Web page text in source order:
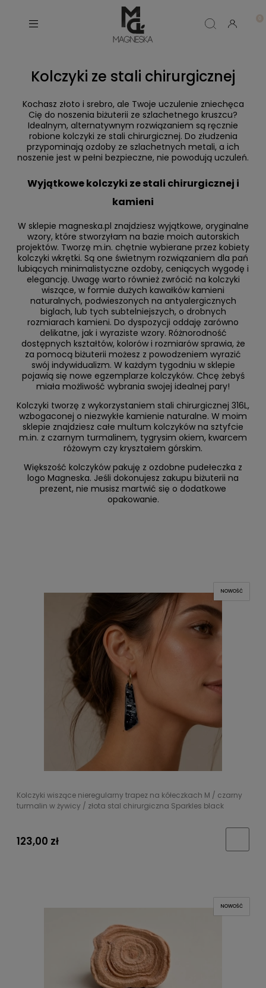
Kolczyki ze stali chirurgicznej
Kochasz złoto i srebro, ale Twoje uczulenie zniechęca
Cię do noszenia biżuterii ze szlachetnego kruszcu?
Idealnym, alternatywnym rozwiązaniem są ręcznie
robione kolczyki ze stali chirurgicznej. Do złudzenia
przypominają ozdoby ze szlachetnych metali, a ich
noszenie jest w pełni bezpieczne, nie powodują uczuleń.
Wyjątkowe kolczyki ze stali chirurgicznej i
kamieni
W sklepie magneska.pl znajdziesz wyjątkowe, oryginalne
wzory, które stworzyłam na bazie moich autorskich
projektów. Tworzę m.in. chętnie wybierane przez kobiety
kolczyki wkrętki. Są one świetnym rozwiązaniem dla pań
lubiących minimalistyczne ozdoby, ceniących wygodę i
elegancję. Uwagę warto również zwrócić na kolczyki
wiszące, w formie dużych kawałków kamieni
naturalnych, podwieszonych na antyalergicznych
biglach, lub tych subtelniejszych, o drobnych
rozmiarach kamieni. Do dyspozycji oddaję zarówno
delikatne, jak i wyraziste wzory. Różnorodność
dostępnych kształtów, kolorów i rozmiarów sprawia, że
za pomocą biżuterii możesz z powodzeniem wyrazić
swój indywidualizm. W każdym tygodniu w sklepie
pojawią się nowe egzemplarze kolczyków. Chcę żebyś
miała możliwość wybrania swojej idealnej pary!
Kolczyki tworzę z wykorzystaniem stali chirurgicznej 316L,
wzbogaconej o niezwykłe kamienie naturalne. W moim
sklepie znajdziesz całe multum kolczyków na sztyfcie
m.in. z czarnym turmalinem, tygrysim okiem, kwarcem
różowym czy kryształem górskim.
Większość kolczyków pakuję z ozdobne pudełeczka z
logo Magneska. Jeśli dokonujesz zakupu biżuterii na
prezent, nie musisz martwić się o dodatkowe
opakowanie.
Kolczyki wiszące nieregularny trapez na kółeczkach M / czarny
turmalin w żywicy / złota stal chirurgiczna Sparkles black
123,00 zł
NOWOŚĆ
NOWOŚĆ